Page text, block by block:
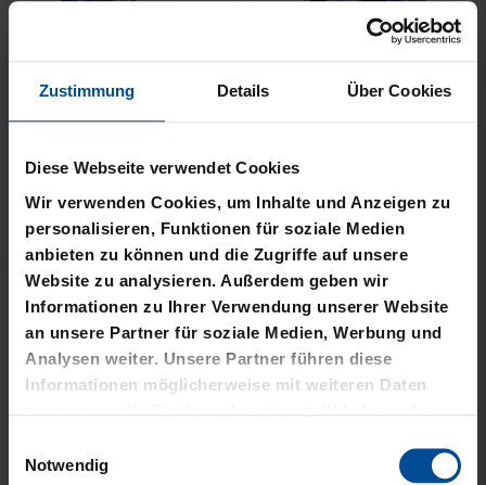
Zustimmung Details Über Cookies
Diese Webseite verwendet Cookies
Wir verwenden Cookies, um Inhalte und Anzeigen zu
personalisieren, Funktionen für soziale Medien
anbieten zu können und die Zugriffe auf unsere
Website zu analysieren. Außerdem geben wir
Informationen zu Ihrer Verwendung unserer Website
an unsere Partner für soziale Medien, Werbung und
Analysen weiter. Unsere Partner führen diese
Informationen möglicherweise mit weiteren Daten
gesammelt haben.
Notwendig
KSC MEMO
12,95 €
GARTENZWERG STADION
34,95 €